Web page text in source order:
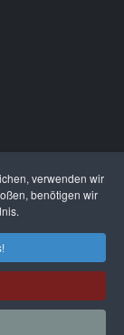
verwenden wir
benötigen wir
Alle Rechte
Lizenz